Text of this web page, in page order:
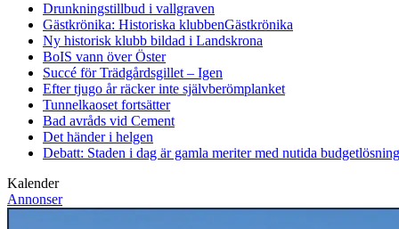
Drunkningstillbud i vallgraven
Gästkrönika: Historiska klubbenGästkrönika
Ny historisk klubb bildad i Landskrona
BoIS vann över Öster
Succé för Trädgårdsgillet – Igen
Efter tjugo år räcker inte självberömplanket
Tunnelkaoset fortsätter
Bad avråds vid Cement
Det händer i helgen
Debatt: Staden i dag är gamla meriter med nutida
Kalender
Annonser